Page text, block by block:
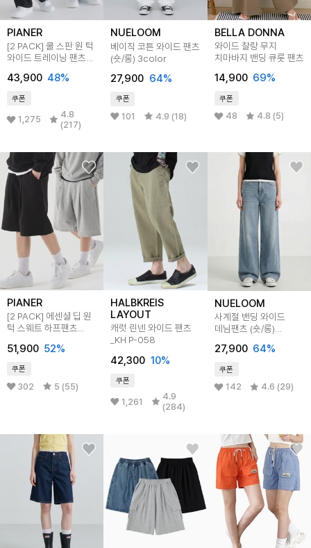
PIANER
[2 PACK] 쿨 스판 원 턱
와이드 트레이닝 팬츠
43,900 48%
쿠폰
1,275
4.8
(217)
NUELOOM
베이직 코튼 와이드 팬츠
(숏/롱) 3color
27,900 64%
쿠폰
101 4.9 (18)
BELLA DONNA
와이드 찰랑 무지
치마바지 밴딩 큐롯 팬츠
14,900 69%
쿠폰
48 4.8 (5)
PIANER
[2 PACK] 에센셜 딥 원
턱 스웨트 하프팬츠
51,900 52%
쿠폰
302 5 (55)
HALBKREIS
LAYOUT
캐럿 린넨 와이드 팬츠
_KH P-058
42,300 10%
쿠폰
1,261
4.9
(284)
NUELOOM
사계절 밴딩 와이드
데님팬츠 (숏/롱)
27,900 64%
쿠폰
142 4.6 (29)